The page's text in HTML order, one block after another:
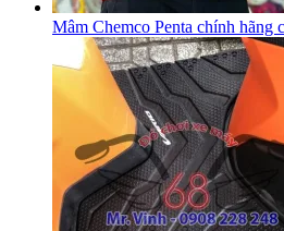
Mâm Chemco Penta chính hãng